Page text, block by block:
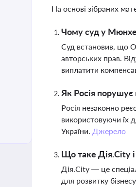
На основі зібраних
Чому суд у
Суд встановив, що
авторських прав.
виплатити
Як Росія порушує
Росія незаконно
використовуючи їх
України. Джерело
Що таке Дія.City і
Дія.City — це
для розвитку